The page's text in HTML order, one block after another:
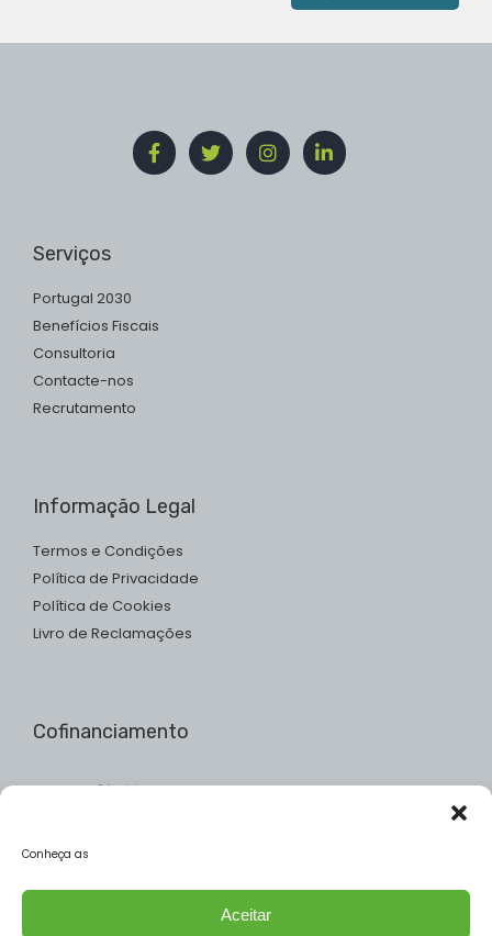
Conheça as
Aceitar
Serviços
Portugal 2030
Benefícios Fiscais
Consultoria
Contacte-nos
Recrutamento
Informação Legal
Termos e Condições
Política de Privacidade
Política de Cookies
Livro de Reclamações
Cofinanciamento